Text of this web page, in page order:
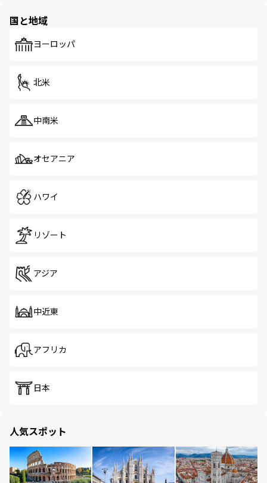
で、ホーカーズは地元の風情を楽しめる外せないスポット
国と地域
ヨーロッパ
北米
中南米
オセアニア
ハワイ
リゾート
アジア
中近東
アフリカ
日本
人気スポット